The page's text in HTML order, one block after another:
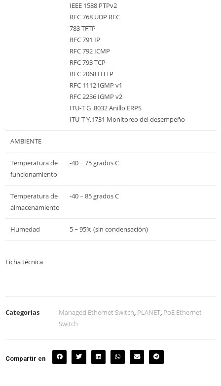
IEEE 1588 PTPv2
RFC 768 UDP RFC
783 TFTP
RFC 791 IP
RFC 792 ICMP
RFC 793 TCP
RFC 2068 HTTP
RFC 1112 IGMP v1
RFC 2236 IGMP v2
ITU-T G .8032 Anillo ERPS
ITU-T Y.1731 Monitoreo del desempeño
AMBIENTE
Temperatura de
funcionamiento
-40 ~ 75 grados C
Temperatura de
almacenamiento
-40 ~ 85 grados C
Humedad 5 ~ 95% (sin condensación)
Ficha técnica
Categorías Managed Ethernet Switch, PLANET, PoE Ethernet
Switch
Compartir en